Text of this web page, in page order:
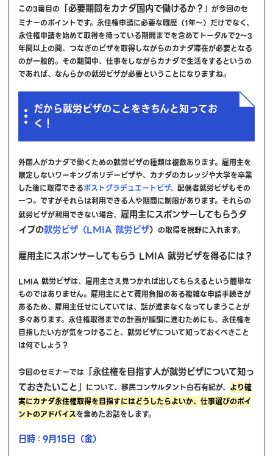
この3番目の 「必要期間をカナダ国内で働けるか？」が今回のセ
ミナーのポイントです。永住権申請に必要な職歴（1年～）だけでなく、
永住権申請を始めて取得を待っている期間までを含めてトータルで2～3
年間以上の間、つなぎのビザを取得しながらのカナダ滞在が必要となる
のが一般的。その期間中、仕事をしながらカナダで生活をするというの
であれば、なんらかの就労ビザが必要ということになりますね。
だから就労ビザのことをきちんと知ってお
く！
外国人がカナダで働くための就労ビザの種類は複数あります。雇用主を
限定しないワーキングホリデービザや、カナダのカレッジや大学を卒業
した後に取得できるポストグラデュエートビザ、配偶者就労ビザもその
一つ。ですがそれらは利用できる人や期間に制限があります。それらの
就労ビザが利用できない場合、雇用主にスポンサーしてもらうタ
イプの就労ビザ（LMIA 就労ビザ）の取得を視野に入れます。
雇用主にスポンサーしてもらう LMIA 就労ビザを得るには？
LMIA 就労ビザは、雇用主さえ見つかれば出してもらえるという簡単な
ものではありません。雇用主にとて費用負担のある複雑な申請手続きが
あるため、雇用主任せにしていては、話が進まなくなってしまうことが
多々あります。永住権取得までの計画が順調に進むためにも、永住権を
目指したい方が気をつけること、就労ビザについて知っておくべきこと
は何でしょう？
今回のセミナーでは 「永住権を目指す人が就労ビザについて知っ
ておきたいこと」 について、移民コンサルタント白石有紀が、 より確
実にカナダ永住権取得を目指すにはどうしたらよいか、仕事選びのポイ
ントのアドバイスを含めたお話をします。
日時 ：9月15日（金）